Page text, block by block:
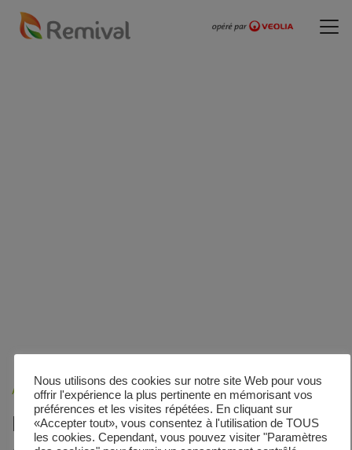
Accueil»Veolia - Zones de collecte»Athienville
Le calendrier de collecte de
Nous utilisons des cookies sur notre site Web pour vous
offrir l'expérience la plus pertinente en mémorisant vos
préférences et les visites répétées. En cliquant sur
«Accepter tout», vous consentez à l'utilisation de TOUS
les cookies. Cependant, vous pouvez visiter "Paramètres